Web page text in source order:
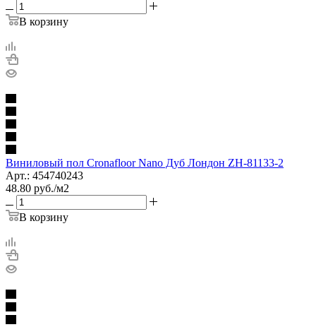
В корзину
Виниловый пол Cronafloor Nano Дуб Лондон ZH-81133-2
Арт.: 454740243
48.80 руб./м2
В корзину